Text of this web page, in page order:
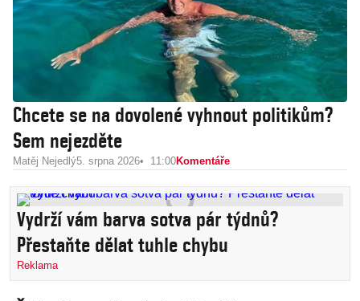
Chcete se na dovolené vyhnout politikům?
Sem nejezděte
Matěj Nejedlý5. srpna 2026 11:00Komentáře
Vydrží vám barva sotva pár týdnů?
Přestaňte dělat tuhle chybu
Reklama